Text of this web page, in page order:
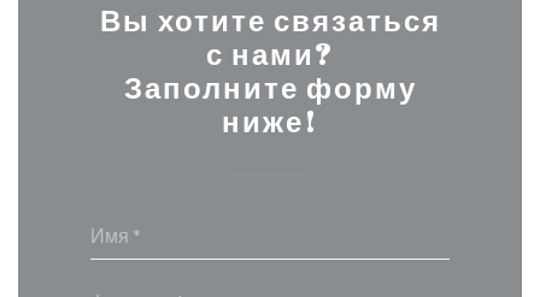
Вы хотите связаться
с нами?
Заполните форму
ниже!